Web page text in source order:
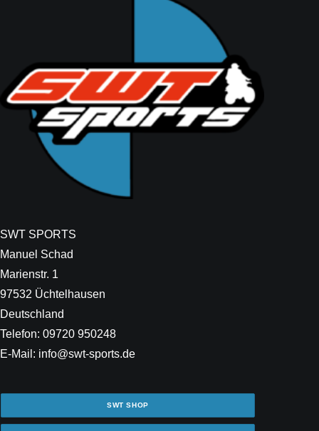
SWT SPORTS
Manuel Schad
Marienstr. 1
97532 Üchtelhausen
Deutschland
Telefon: 09720 950248
E-Mail: info@swt-sports.de
SWT SHOP